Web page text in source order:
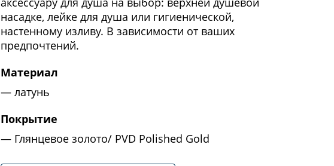
насадке, лейке для душа или гигиенической,
настенному изливу. В зависимости от ваших
предпочтений.
Материал
латунь
Покрытие
Глянцевое золото/ PVD Polished Gold